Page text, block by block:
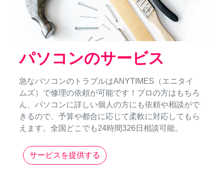
パソコンのサービス
急なパソコンのトラブルはANYTIMES（エニタイ
ムズ）で修理の依頼が可能です！プロの方はもちろ
ん、パソコンに詳しい個人の方にも依頼や相談がで
きるので、予算や都合に応じて柔軟に対応してもら
えます。全国どこでも24時間326日相談可能。
サービスを提供する